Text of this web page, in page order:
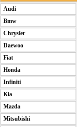
Audi
Bmw
Chrysler
Daewoo
Fiat
Honda
Infiniti
Kia
Mazda
Mitsubishi